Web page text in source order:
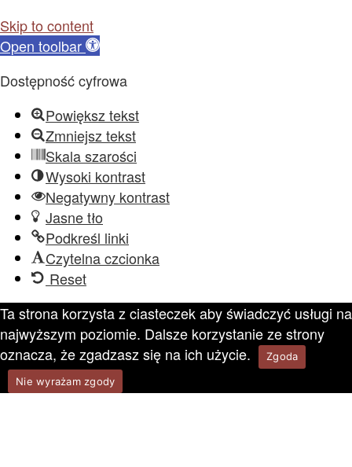
Skip to content
Open toolbar
Dostępność cyfrowa
Powiększ tekst
Zmniejsz tekst
Skala szarości
Wysoki kontrast
Negatywny kontrast
Jasne tło
Podkreśl linki
Czytelna czcionka
Reset
Ta strona korzysta z ciasteczek aby świadczyć usługi na
najwyższym poziomie. Dalsze korzystanie ze strony
oznacza, że zgadzasz się na ich użycie.
Zgoda
Nie wyrażam zgody